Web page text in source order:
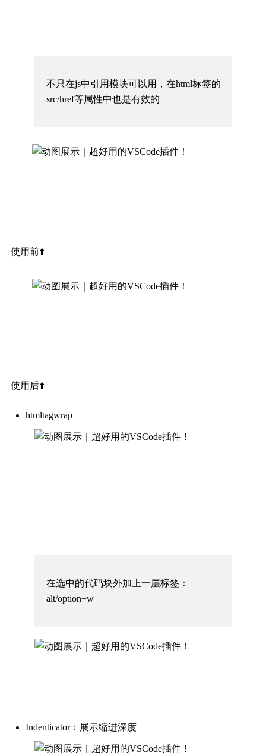
不只在js中引用模块可以用，在html标签的
src/href等属性中也是有效的
使用前⬆️
使用后⬆️
htmltagwrap
在选中的代码块外加上一层标签：
alt/option+w
Indenticator：展示缩进深度